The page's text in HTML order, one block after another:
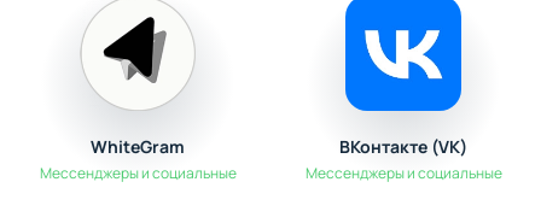
WhiteGram
Мессенджеры и социальные
ВКонтакте (VK)
Мессенджеры и социальные